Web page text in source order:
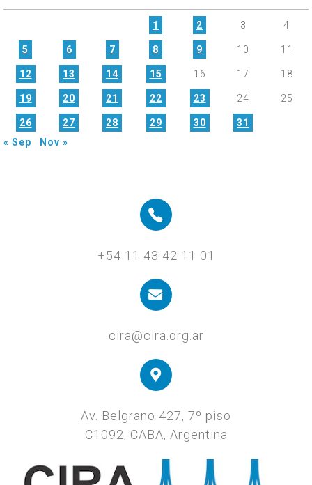
1 2 3 4
5 6 7 8 9 10 11
12 13 14 15 16 17 18
19 20 21 22 23 24 25
26 27 28 29 30
31
« Sep
Nov »
+54 11 43 42 11 01
cira@cira.org.ar
Av. Belgrano 427, 7º piso
C1092, CABA, Argentina